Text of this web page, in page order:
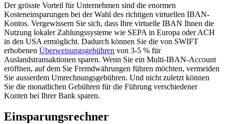
Der grösste Vorteil für Unternehmen sind die enormen
Kosteneinsparungen bei der Wahl des richtigen virtuellen IBAN-
Kontos. Vergewissern Sie sich, dass Ihre virtuelle IBAN Ihnen die
Nutzung lokaler Zahlungssysteme wie SEPA in Europa oder ACH
in den USA ermöglicht. Dadurch können Sie die von SWIFT
erhobenen Überweisungsgebühren von 3-5 % für
Auslandstransaktionen sparen. Wenn Sie ein Multi-IBAN-Account
eröffnen, auf dem Sie Fremdwährungen führen möchten, vermeiden
Sie ausserdem Umrechnungsgebühren. Und nicht zuletzt können
Sie die monatlichen Gebühren für die Führung verschiedener
Konten bei Ihrer Bank sparen.
Einsparungsrechner